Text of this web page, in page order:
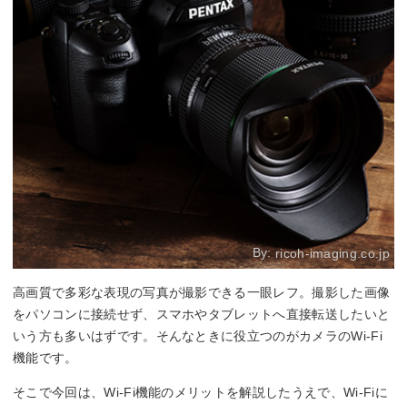
By:ricoh-imaging.co.jp
高画質で多彩な表現の写真が撮影できる一眼レフ。撮影した画像
をパソコンに接続せず、スマホやタブレットへ直接転送したいと
いう方も多いはずです。そんなときに役立つのがカメラのWi-Fi
機能です。
そこで今回は、Wi-Fi機能のメリットを解説したうえで、Wi-Fiに